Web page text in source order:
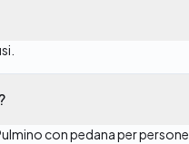
con pedana per persone